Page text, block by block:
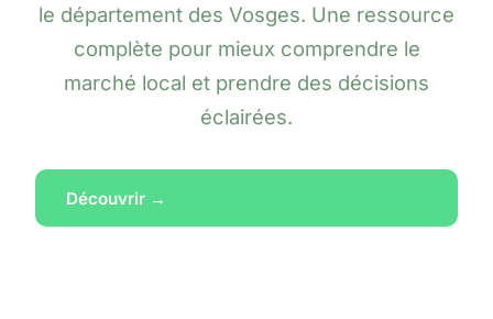
le département des Vosges. Une ressource
complète pour mieux comprendre le
marché local et prendre des décisions
éclairées.
Découvrir →